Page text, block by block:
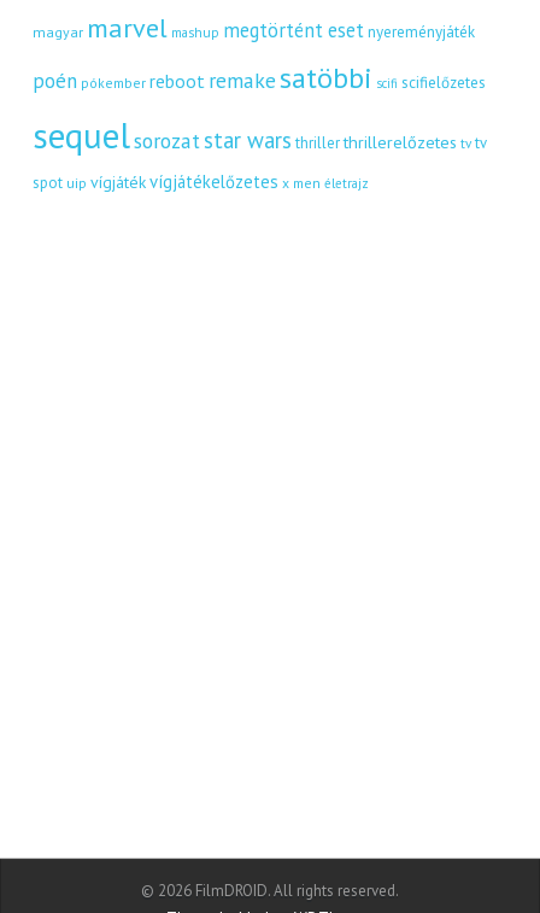
magyar marvel mashup megtörtént eset nyereményjáték
poén pókember reboot remakesatöbbi scifi scifielőzetes
sequelsorozatstar wars thriller thrillerelőzetes tv tv
spot uip vígjátékvígjátékelőzetes x men életrajz
© 2026 FilmDROID. All rights reserved.